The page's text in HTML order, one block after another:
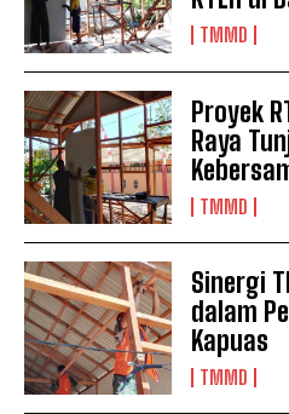
TMMD
Proyek
Raya
TMMD
Sinergi
dalam
Kapuas
TMMD